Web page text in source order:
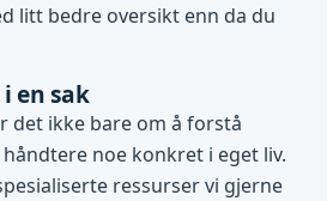
litt bedre oversikt enn da du
en sak
det ikke bare om å forstå
noe konkret i eget liv.
ressurser vi gjerne